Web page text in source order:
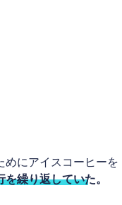
めにアイスコーヒーを
を繰り返していた。